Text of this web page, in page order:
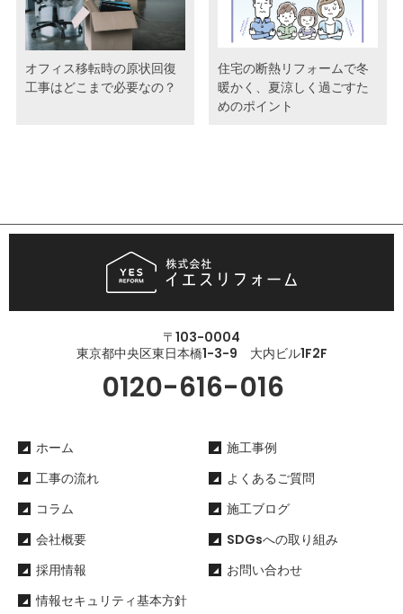
オフィス移転時の原状回復
工事はどこまで必要なの？
住宅の断熱リフォームで冬
暖かく、夏涼しく過ごすた
めのポイント
〒103-0004
東京都中央区東日本橋1-3-9 大内ビル1F2F
0120-616-016
ホーム
施工事例
工事の流れ
よくあるご質問
コラム
施工ブログ
会社概要
SDGsへの取り組み
採用情報
お問い合わせ
情報セキュリティ基本方針